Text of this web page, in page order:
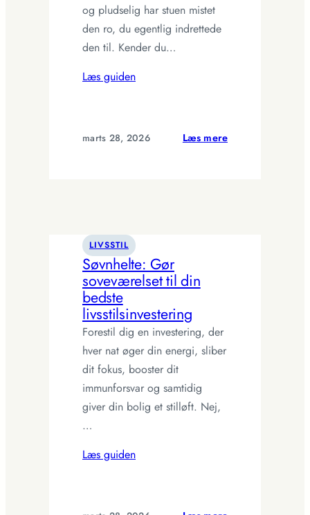
og pludselig har stuen mistet
den ro, du egentlig indrettede
den til. Kender du…
Læs guiden
marts 28, 2026 Læs mere:
LIVSSTIL
Søvnhelte: Gør
soveværelset til din
bedste
livsstilsinvestering
Forestil dig en investering, der
hver nat øger din energi, sliber
dit fokus, booster dit
immunforsvar og samtidig
giver din bolig et stil­løft. Nej,
…
Læs guiden